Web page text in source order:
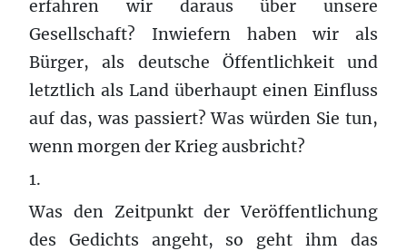
erfahren wir daraus über unsere
Gesellschaft? Inwiefern haben wir als
Bürger, als deutsche Öffentlichkeit und
letztlich als Land überhaupt einen Einfluss
auf das, was passiert? Was würden Sie tun,
wenn morgen der Krieg ausbricht?
1.
Was den Zeitpunkt der Veröffentlichung
des Gedichts angeht, so geht ihm das